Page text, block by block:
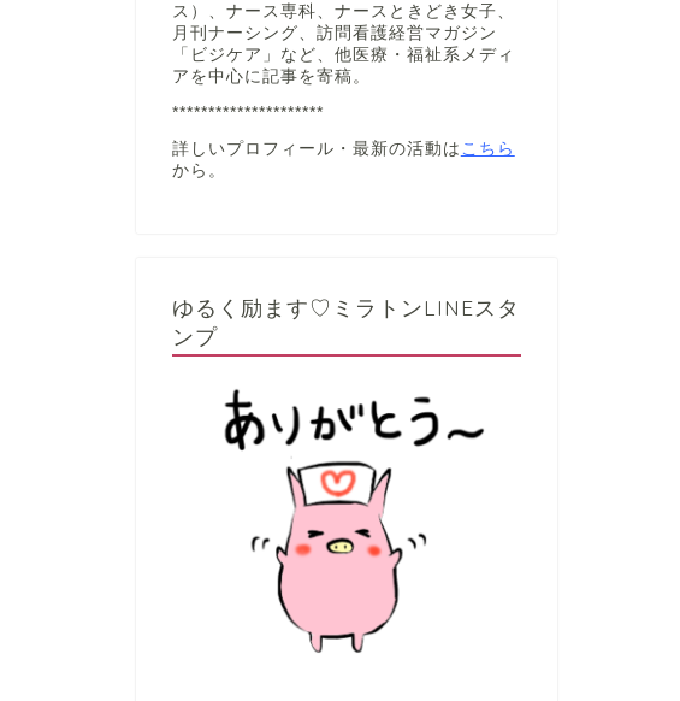
ス）、ナース専科、ナースときどき女子、
月刊ナーシング、訪問看護経営マガジン
「ビジケア」など、他医療・福祉系メディ
アを中心に記事を寄稿。
*********************
詳しいプロフィール・最新の活動は こちら
から。
ゆるく励ます♡ミラトンLINEスタ
ンプ